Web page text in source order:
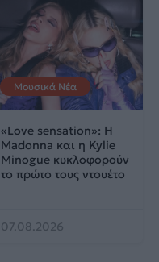
Μουσικά Νέα
«Love sensation»: Η
Madonna και η Kylie
Minogue κυκλοφορούν
το πρώτο τους ντουέτο
07.08.2026